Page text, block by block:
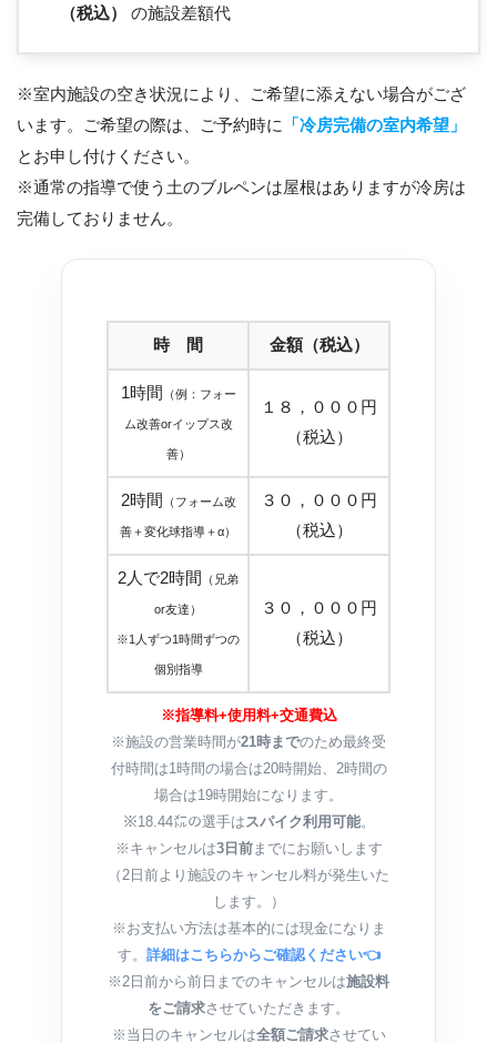
（税込） の施設差額代
※室内施設の空き状況により、ご希望に添えない場合がござ
います。ご希望の際は、ご予約時に
「冷房完備の室内希望」
とお申し付けください。
※通常の指導で使う土のブルペンは屋根はありますが冷房は
完備しておりません。
時 間 金額（税込）
1時間 （例：フォー
ム改善orイップス改
善）
１８，０００円
（税込）
2時間 （フォーム改
善＋変化球指導＋α）
３０，０００円
（税込）
2人で2時間 （兄弟
or友達）
※1人ずつ1時間ずつの
個別指導
３０，０００円
（税込）
※指導料+使用料+交通費込
※施設の営業時間が21時までのため最終受
付時間は1時間の場合は20時開始、2時間の
場合は19時開始になります。
※18.44㍍の選手は スパイク利用可能。
※キャンセルは3日前までにお願いします
（2日前より施設のキャンセル料が発生いた
します。）
※お支払い方法は基本的には現金になりま
す。 詳細はこちらからご確認ください👈
※2日前から前日までのキャンセルは施設料
をご請求させていただきます。
※当日のキャンセルは全額ご請求させてい